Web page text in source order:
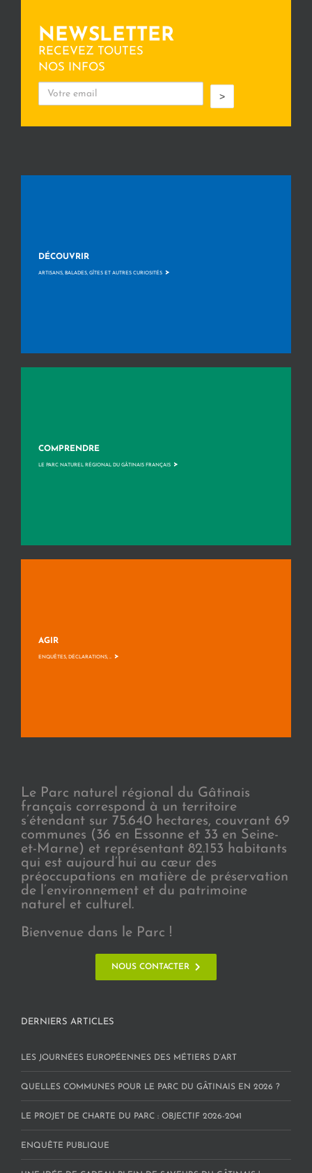
NEWSLETTER
RECEVEZ TOUTES
NOS INFOS
>
DÉCOUVRIR
ARTISANS, BALADES, GÎTES ET AUTRES CURIOSITÉS >
COMPRENDRE
LE PARC NATUREL RÉGIONAL DU GÂTINAIS FRANÇAIS >
AGIR
ENQUÊTES, DÉCLARATIONS, ... >
Le Parc naturel régional du Gâtinais
français correspond à un territoire
s’étendant sur 75.640 hectares, couvrant 69
communes (36 en Essonne et 33 en Seine-
et-Marne) et représentant 82.153 habitants
qui est aujourd’hui au cœur des
préoccupations en matière de préservation
de l’environnement et du patrimoine
naturel et culturel.
Bienvenue dans le Parc !
NOUS CONTACTER
DERNIERS ARTICLES
LES JOURNÉES EUROPÉENNES DES MÉTIERS D’ART
QUELLES COMMUNES POUR LE PARC DU GÂTINAIS EN 2026 ?
LE PROJET DE CHARTE DU PARC : OBJECTIF 2026-2041
ENQUÊTE PUBLIQUE